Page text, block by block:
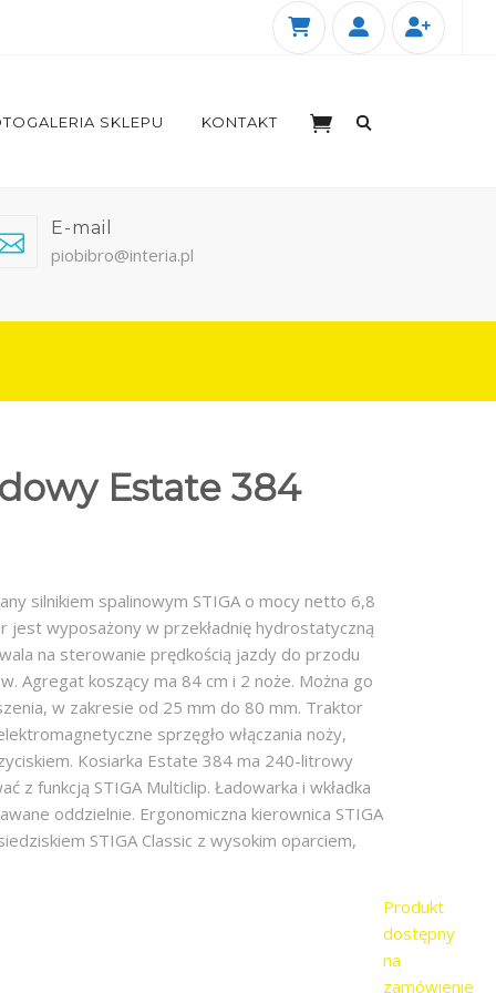
SKLEPU KONTAKT
E-mail
piobibro@interia.pl
Estate 384
silnikiem spalinowym STIGA o mocy netto 6,8
jest wyposażony w przekładnię hydrostatyczną
na sterowanie prędkością jazdy do przodu
Agregat koszący ma 84 cm i 2 noże. Można go
w zakresie od 25 mm do 80 mm. Traktor
sprzęgło włączania noży,
Kosiarka Estate 384 ma 240-litrowy
z funkcją STIGA Multiclip. Ładowarka i wkładka
oddzielnie. Ergonomiczna kierownica STIGA
STIGA Classic z wysokim oparciem,
Produkt
dostępny
na
zamówienie